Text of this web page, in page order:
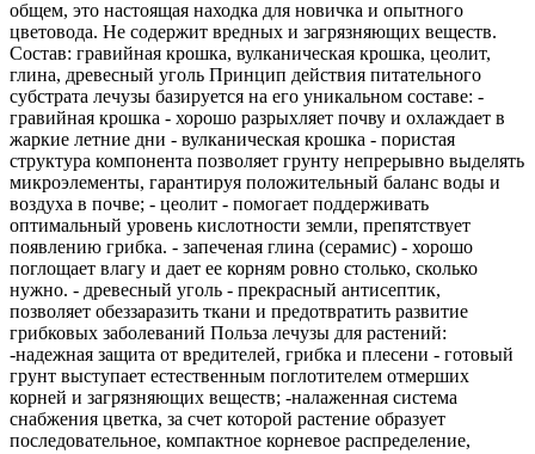
общем, это настоящая находка для новичка и опытного
цветовода. Не содержит вредных и загрязняющих веществ.
Состав: гравийная крошка, вулканическая крошка, цеолит,
глина, древесный уголь Принцип действия питательного
субстрата лечузы базируется на его уникальном составе: -
гравийная крошка - хорошо разрыхляет почву и охлаждает в
жаркие летние дни - вулканическая крошка - пористая
структура компонента позволяет грунту непрерывно выделять
микроэлементы, гарантируя положительный баланс воды и
воздуха в почве; - цеолит - помогает поддерживать
оптимальный уровень кислотности земли, препятствует
появлению грибка. - запеченая глина (серамис) - хорошо
поглощает влагу и дает ее корням ровно столько, сколько
нужно. - древесный уголь - прекрасный антисептик,
позволяет обеззаразить ткани и предотвратить развитие
грибковых заболеваний Польза лечузы для растений:
-надежная защита от вредителей, грибка и плесени - готовый
грунт выступает естественным поглотителем отмерших
корней и загрязняющих веществ; -налаженная система
снабжения цветка, за счет которой растение образует
последовательное, компактное корневое распределение,